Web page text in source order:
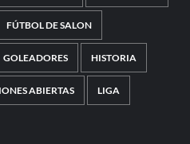
FÚTBOL DE SALON
GOLEADORES HISTORIA
ABIERTAS LIGA